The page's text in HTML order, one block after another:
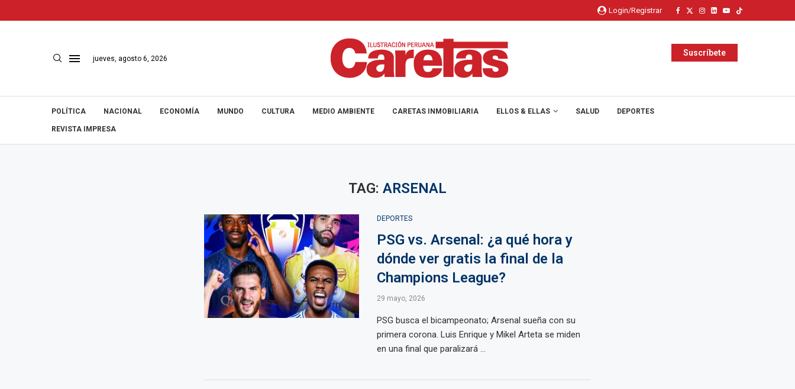
Login/Registrar
jueves, agosto 6, 2026
Suscríbete
POLÍTICA NACIONAL ECONOMÍA MUNDO CULTURA MEDIO AMBIENTE CARETAS INMOBILIARIA ELLOS & ELLAS SALUD DEPORTES
REVISTA IMPRESA
TAG: ARSENAL
DEPORTES
PSG vs. Arsenal: ¿a qué hora y
dónde ver gratis la final de la
Champions League?
29 mayo, 2026
PSG busca el bicampeonato; Arsenal sueña con su
primera corona. Luis Enrique y Mikel Arteta se miden
en una final que paralizará ...